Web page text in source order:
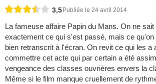
3,5Publiée le 24 avril 2014
La fameuse affaire Papin du Mans. On ne
exactement ce qui s'est passé, mais ce qu'on
bien retranscrit à l'écran. On revit ce qui les a
commettre cet acte qui par certain a été
vengeance des classes ouvrières envers la
Même si le film manque cruellement de